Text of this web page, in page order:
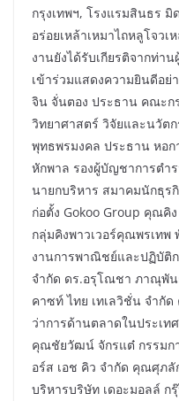
กรุงเทพฯ, โรงแรมสินธร มิ
อร่อยเหล้าเหมาไถหลูโจวเ
งานยังได้รับเกียรติจากท่า
เข้าร่วมแสดงความยินดีอย่
จิน จั่นตอง ประธาน คณะก
วิทยาศาสตร์ วิจัยและนวั
พุทธพรมงคล ประธาน หอก
หักพาล รองผู้บัญชาการต
นายกบริหาร สมาคมนักธุร
ก่อตั้ง Gokoo Group คุณคิ
กลุ่มคิงพาวเวอร์คุณพรเท
งานการพาณิชย์และปฏิบัติ
จำกัด ดร.อรุโณชา ภาณุพัน
คาซท์ ไทย เทเลวิชั่น จำกั
ว่าการด้านตลาดในประเท
คุณชัยวัฒน์ จักรแต๋ กรรมกา
อร์ส เอช คิว จำกัด คุณศุภ
บริหารบริษัท เดอะมอลล์